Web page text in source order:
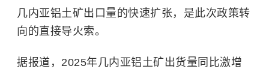
几内亚铝土矿出口量的快速扩张，是此次政策转
向的直接导火索。
据报道，2025年几内亚铝土矿出货量同比激增